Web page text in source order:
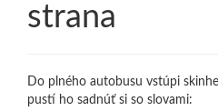
strana
Do plného autobusu vstúpi
pustí ho sadnúť si so slovami: